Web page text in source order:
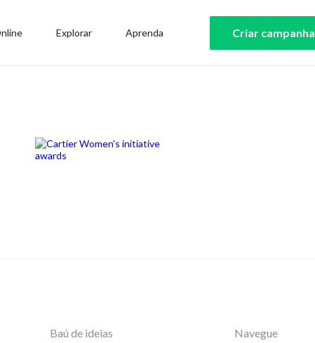
Explorar Aprenda Criar campanha
Baú de ideias Navegue